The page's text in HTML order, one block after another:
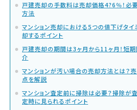
戸建売却の手数料は売却価格4?6％！必
方法
マンション売却における5つの値下げタイ
却するポイント
戸建売却の期間は3ヶ月から11ヶ月！短
介
マンションが汚い場合の売却方法とは？
点を解説
マンション査定前に掃除は必要？掃除が
定時に見られるポイント